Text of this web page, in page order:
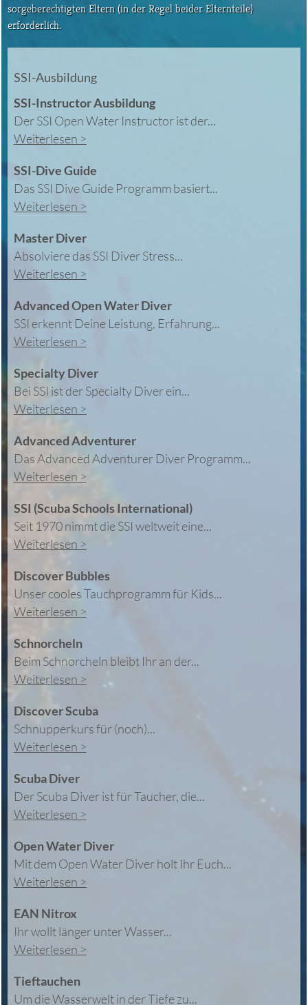
SSI-Ausbildung
SSI-Instructor Ausbildung
Der SSI Open Water Instructor ist der...
Weiterlesen >
SSI-Dive Guide
Das SSI Dive Guide Programm basiert...
Weiterlesen >
Master Diver
Absolviere das SSI Diver Stress...
Weiterlesen >
Advanced Open Water Diver
SSI erkennt Deine Leistung, Erfahrung...
Weiterlesen >
Specialty Diver
Bei SSI ist der Specialty Diver ein...
Weiterlesen >
Advanced Adventurer
Das Advanced Adventurer Diver Programm...
Weiterlesen >
SSI (Scuba Schools International)
Seit 1970 nimmt die SSI weltweit eine...
Weiterlesen >
Discover Bubbles
Unser cooles Tauchprogramm für Kids...
Weiterlesen >
Schnorcheln
Beim Schnorcheln bleibt Ihr an der...
Weiterlesen >
Discover Scuba
Schnupperkurs für (noch)...
Weiterlesen >
Scuba Diver
Der Scuba Diver ist für Taucher, die...
Weiterlesen >
Open Water Diver
Mit dem Open Water Diver holt Ihr Euch...
Weiterlesen >
EAN Nitrox
Ihr wollt länger unter Wasser...
Weiterlesen >
Tieftauchen
Um die Wasserwelt in der Tiefe zu...
sorgeberechtigten Eltern (in der Regel beider Elternteile)
erforderlich.